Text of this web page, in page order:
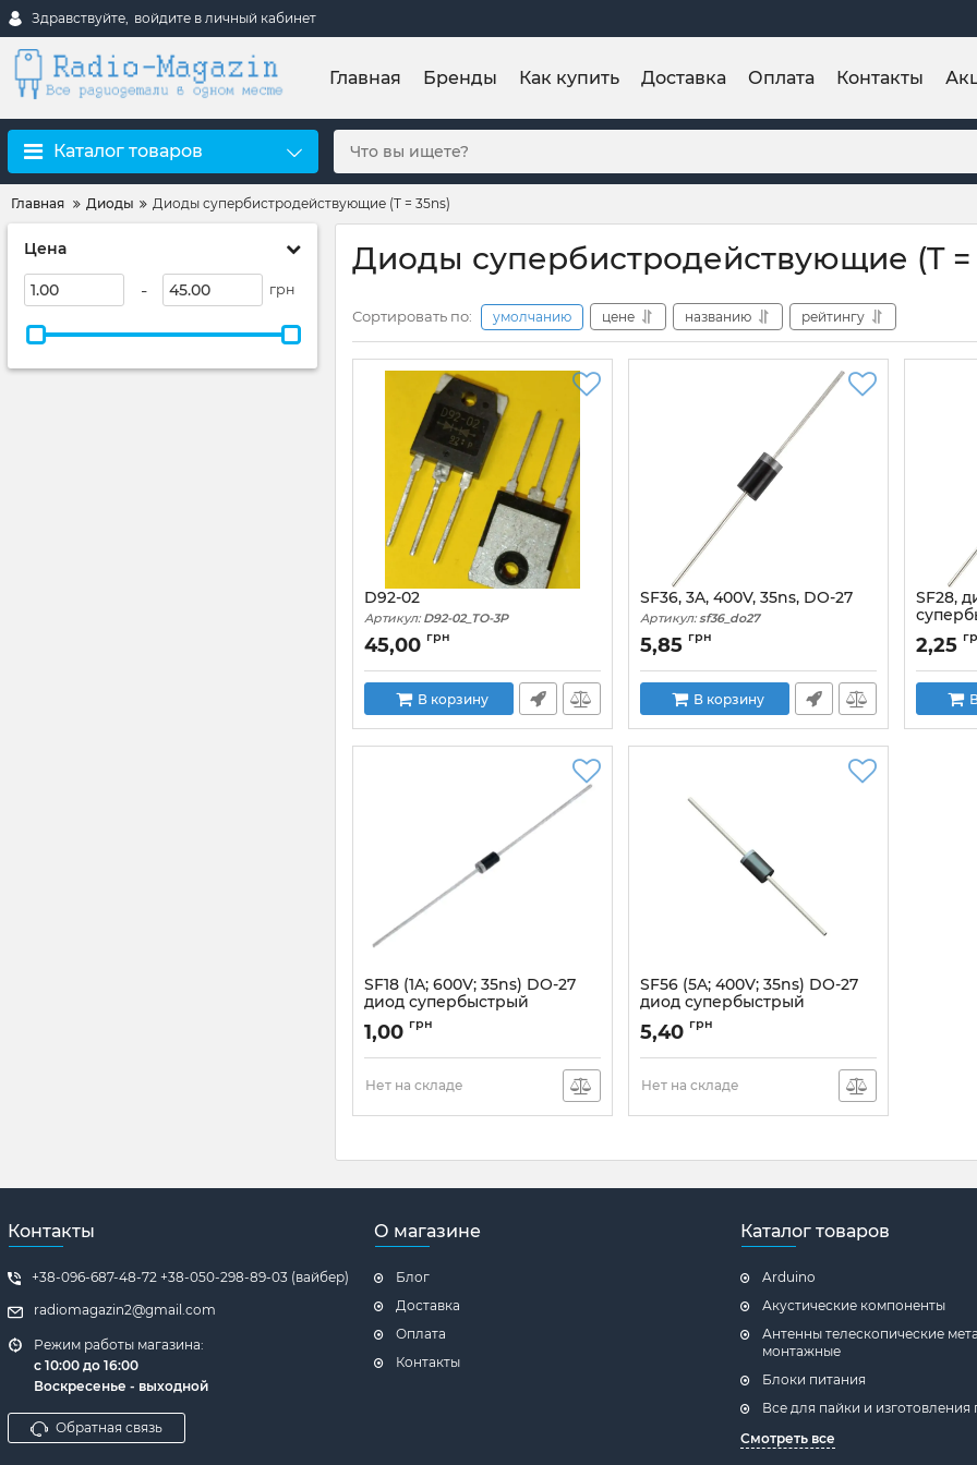
Здравствуйте, войдите в личный кабинет
Главная Бренды Как купить Доставка Оплата Контакты
Каталог товаров
Главная Диоды Диоды супербистродействующие (T = 35ns)
Цена
- грн
Диоды супербистродействующие (T =
Сортировать по: умолчанию цене названию рейтингу
D92-02
Артикул: D92-02_TO-3P
45,00 грн
В корзину
SF36, 3A, 400V, 35ns, DO-27
Артикул: sf36_do27
5,85 грн
В корзину
SF28,
(Super
2,25
SF18 (1A; 600V; 35ns) DO-27
диод супербыстрый
Артикул: SF18
1,00 грн
Нет на складе
SF56 (5A; 400V; 35ns) DO-27
диод супербыстрый
Артикул: SF56
5,40 грн
Нет на складе
Контакты
+38-096-687-48-72 +38-050-298-89-03 (вайбер)
radiomagazin2@gmail.com
Режим работы магазина:
с 10:00 до 16:00
Воскресенье - выходной
Обратная связь
О магазине
Блог
Доставка
Оплата
Контакты
Каталог товаров
Arduino
Акустические компоненты
Антенны телескопические
монтажные
Блоки питания
Все для пайки и изготовления
Смотреть все